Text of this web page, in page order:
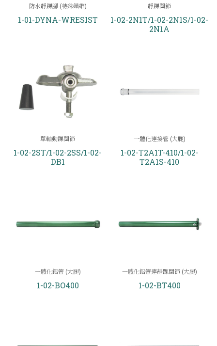
防水靜踝腳 (特殊纖維)
1-01-DYNA-WRESIST
靜踝關節
1-02-2N1T/1-02-2N1S/1-02-
2N1A
單軸動踝關節
1-02-2ST/1-02-2SS/1-02-
DB1
一體化連接管 (大腿)
1-02-T2A1T-410/1-02-
T2A1S-410
一體化鋁管 (大腿)
1-02-BO400
一體化鋁管連靜踝關節 (大腿)
1-02-BT400